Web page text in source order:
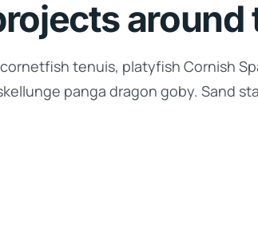
around
tenuis, platyfish Cornish
panga dragon goby. Sand